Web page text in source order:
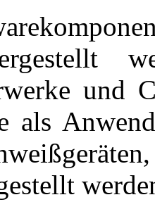
und
als